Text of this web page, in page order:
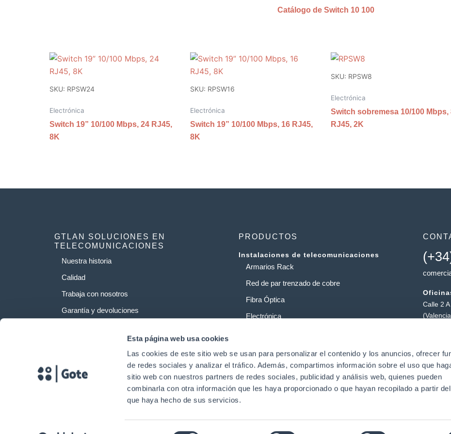
Esta página web usa cookies
Las cookies de este sitio web se usan para personalizar el contenido y los anuncios, ofrecer
de redes sociales y analizar el tráfico. Además, compartimos información sobre el uso que
sitio web con nuestros partners de redes sociales, publicidad y análisis web, quienes pueden
combinarla con otra información que les haya proporcionado o que hayan recopilado a partir
que haya hecho de sus servicios.
Catálogo de Switch 10 100
SKU: RPSW24
Electrónica
Switch 19” 10/100 Mbps, 24 RJ45,
8K
SKU: RPSW16
Electrónica
Switch 19” 10/100 Mbps, 16 RJ45,
8K
SKU: RPSW8
Electrónica
Switch sobremesa 10/100 Mbps,
RJ45, 2K
GTLAN SOLUCIONES EN
TELECOMUNICACIONES
Nuestra historia
Calidad
Trabaja con nosotros
Garantía y devoluciones
PRODUCTOS
Instalaciones de telecomunicaciones
Armarios Rack
Red de par trenzado de cobre
Fibra Óptica
Electrónica
Centros de datos
Calle 2
Paterna
Y
o
u